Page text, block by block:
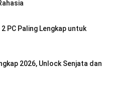
PC Paling Lengkap untuk
2026, Unlock Senjata dan